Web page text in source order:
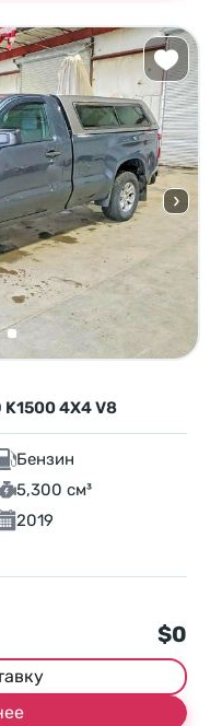
K1500 4X4 V8
Бензин
5,300 см³
2019
$0